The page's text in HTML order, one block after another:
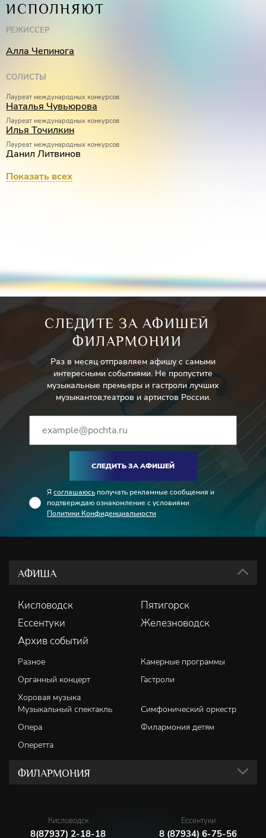
Союза писателей России Натальи Кузьминых (Москва).
Принц –Илья Точилкин
Король –
Королева –Ольга Захарьева
Бабушка –Наталья Старкова
Режиссёр –Алла Чепинога
ИСПОЛНЯЮТ
РЕЖИССЁР
Алла Чепинога
СОЛИСТЫ
Лауреат международных конкурсов
Наталья Чувьюрова
Лауреат международных конкурсов
Илья Точилкин
Лауреат международных конкурсов
Данил Литвинов
Ольга Захарьева
Показать всех
СЛЕДИТЕ ЗА АФИШЕЙ
ФИЛАРМОНИИ
Раз в месяц отправляем афишу с самыми
интересными событиями. Не пропустите
музыкальные премьеры и гастроли лучших
музыкантов,театров и артистов России.
СЛЕДИТЬ ЗА АФИШЕЙ
Я соглашаюсь получать рекламные сообщения и
подтверждаю ознакомление с условиями
Политики Конфиденциальности
АФИША
Кисловодск
Пятигорск
Ессентуки
Железноводск
Архив событий
Разное
Камерные программы
Органный концерт
Гастроли
Хоровая музыка
Музыкальный спектакль
Симфонический оркестр
Опера
Филармония детям
Оперетта
ФИЛАРМОНИЯ
Кисловодск
8(87937) 2-18-18
Ессентуки
8 (87934) 6-75-56